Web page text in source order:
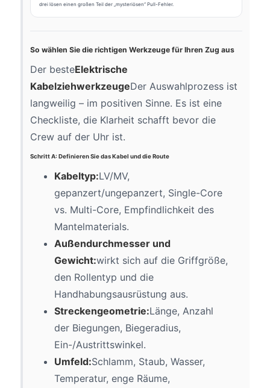
drei lösen einen großen Teil der „mysteriösen“ Pull-Fehler.
So wählen Sie die richtigen Werkzeuge für Ihren Zug aus
Der besteElektrische
KabelziehwerkzeugeDer Auswahlprozess ist
langweilig – im positiven Sinne. Es ist eine
Checkliste, die Klarheit schafft bevor die
Crew auf der Uhr ist.
Schritt A: Definieren Sie das Kabel und die Route
Kabeltyp:LV/MV,
gepanzert/ungepanzert, Single-Core
vs. Multi-Core, Empfindlichkeit des
Mantelmaterials.
Außendurchmesser und
Gewicht:wirkt sich auf die Griffgröße,
den Rollentyp und die
Handhabungsausrüstung aus.
Streckengeometrie:Länge, Anzahl
der Biegungen, Biegeradius,
Ein-/Austrittswinkel.
Umfeld:Schlamm, Staub, Wasser,
Temperatur, enge Räume,